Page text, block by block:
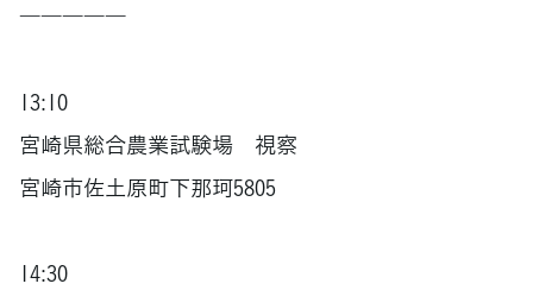
―――――
13:10
宮崎県総合農業試験場 視察
宮崎市佐土原町下那珂5805
14:30